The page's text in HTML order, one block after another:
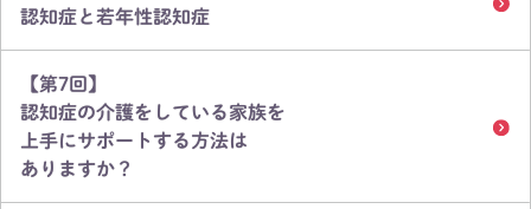
認知症と若年性認知症
【第7回】
認知症の介護をしている家族を
上手にサポートする方法は
ありますか？